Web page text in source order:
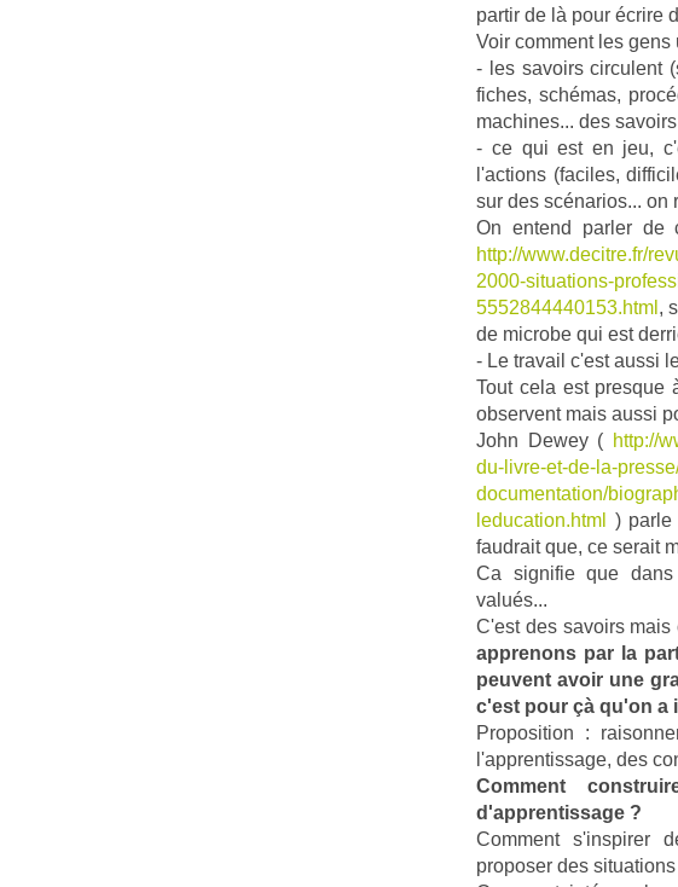
partir de là pour écrire
Voir comment les
- les savoirs circulent
fiches, schémas,
machines... des
- ce qui est en jeu,
l'actions (faciles,
sur des scénarios... on
On entend parler de
http://www.decitre.fr/
2000-situations-
5552844440153.html ,
de microbe qui est
- Le travail c'est aussi
Tout cela est presque
observent mais aussi
John Dewey ( http://
du-livre-et-de-la-
documentation/
leducation.html
) parle
faudrait que, ce serait
Ca signifie que
valués...
C'est des savoirs
apprenons par la
peuvent avoir une
c'est pour çà qu'on a
Proposition :
l'apprentissage, des
Comment
d'apprentissage ?
Comment s'inspirer
proposer des